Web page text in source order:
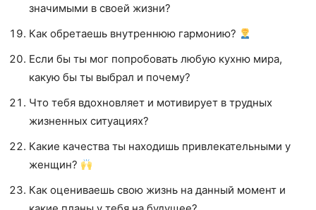
значимыми в своей жизни?
Как обретаешь внутреннюю гармонию?
Если бы ты мог попробовать любую кухню мира,
какую бы ты выбрал и почему?
Что тебя вдохновляет и мотивирует в трудных
жизненных ситуациях?
Какие качества ты находишь привлекательными у
женщин?
Как оцениваешь свою жизнь на данный момент и